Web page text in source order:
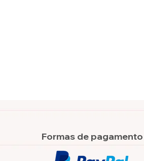
Formas de pagamento